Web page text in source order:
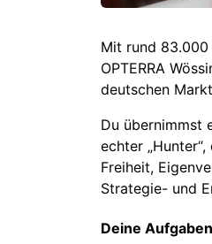
Mit rund
OPTERRA
deutschen
Du übernimmst
echter
Freiheit,
Strategie- und
Deine Aufgaben